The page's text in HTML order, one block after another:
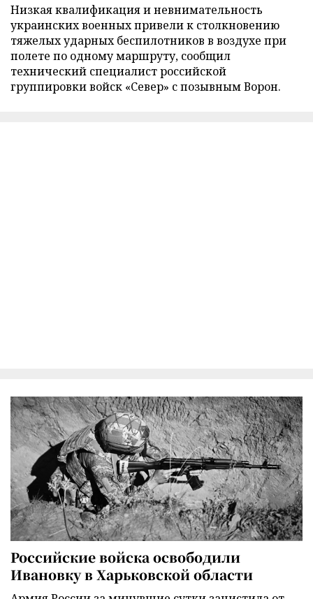
Низкая квалификация и невнимательность
украинских военных привели к столкновению
тяжелых ударных беспилотников в воздухе при
полете по одному маршруту, сообщил
технический специалист российской
группировки войск «Север» с позывным Ворон.
Российские войска освободили
Ивановку в Харьковской области